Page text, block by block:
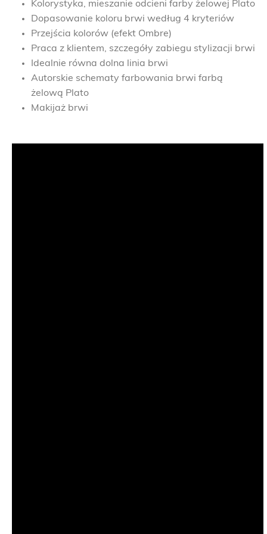
Kolorystyka, mieszanie odcieni farby żelowej Plato
Dopasowanie koloru brwi według 4 kryteriów
Przejścia kolorów (efekt Ombre)
Praca z klientem, szczegóły zabiegu stylizacji brwi
Idealnie równa dolna linia brwi
Autorskie schematy farbowania brwi farbą
żelową Plato
Makijaż brwi